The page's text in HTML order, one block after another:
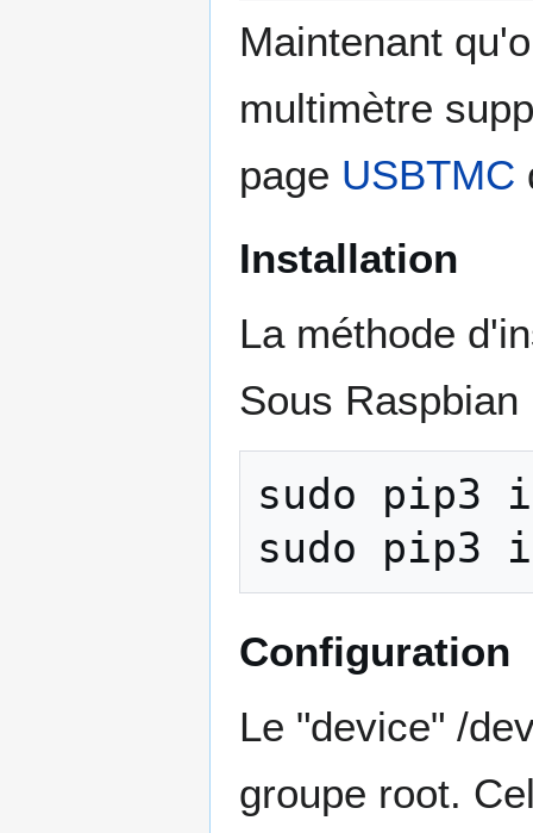
Maintenant
multimètre
page USBTMC
Installation
La méthode
Sous
sudo pip3
sudo
pip3
Configuration
Le "device" /
groupe root.